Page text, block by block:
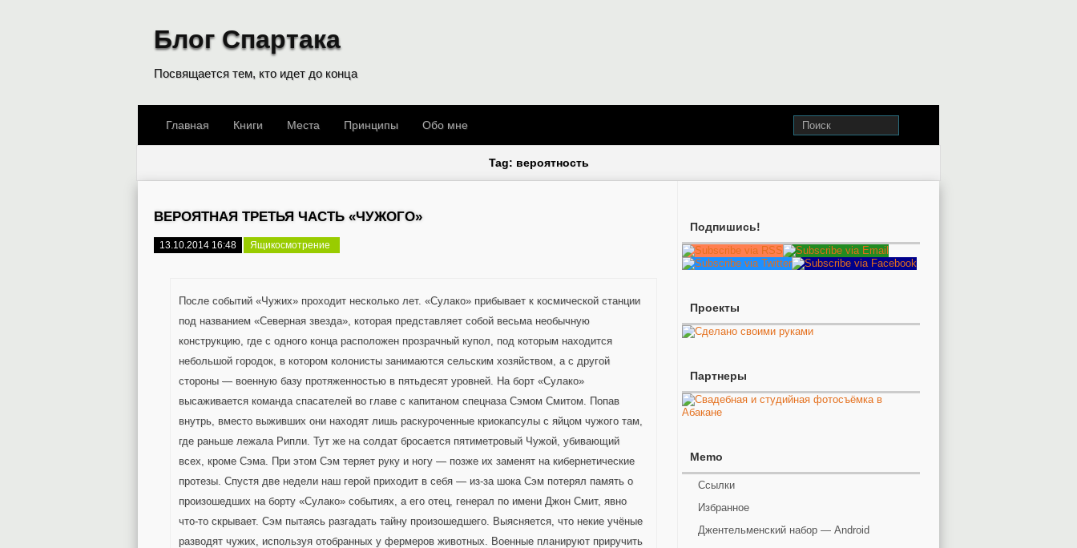
Блог Спартака
Посвящается тем, кто идет до конца
Главная Книги Места Принципы Обо мне
Tag: вероятность
ВЕРОЯТНАЯ ТРЕТЬЯ ЧАСТЬ «ЧУЖОГО»
13.10.2014 16:48 Ящикосмотрение
После событий «Чужих» проходит несколько лет. «Сулако» прибывает к космической станции
под названием «Северная звезда», которая представляет собой весьма необычную
конструкцию, где с одного конца расположен прозрачный купол, под которым находится
небольшой городок, в котором колонисты занимаются сельским хозяйством, а с другой
стороны — военную базу протяженностью в пятьдесят уровней. На борт «Сулако»
высаживается команда спасателей во главе с капитаном спецназа Сэмом Смитом. Попав
внутрь, вместо выживших они находят лишь раскуроченные криокапсулы с яйцом чужого там,
где раньше лежала Рипли. Тут же на солдат бросается пятиметровый Чужой, убивающий
всех, кроме Сэма. При этом Сэм теряет руку и ногу — позже их заменят на кибернетические
протезы. Спустя две недели наш герой приходит в себя — из-за шока Сэм потерял память о
произошедших на борту «Сулако» событиях, а его отец, генерал по имени Джон Смит, явно
что-то скрывает. Сэм пытаясь разгадать тайну произошедшего. Выясняется, что некие учёные
разводят чужих, используя отобранных у фермеров животных. Военные планируют приручить
Подпишись!
Проекты
Партнеры
Memo
Ссылки
Избранное
Джентельменский набор — Android